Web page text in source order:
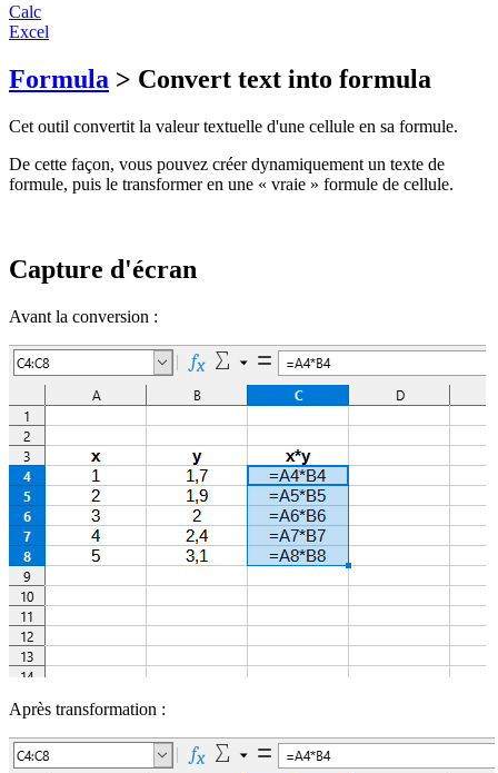
Calc
Excel
Formula > Convert text into formula
Cet outil convertit la valeur textuelle d'une cellule en sa formule.
De cette façon, vous pouvez créer dynamiquement un texte de
formule, puis le transformer en une « vraie » formule de cellule.
Capture d'écran
Avant la conversion :
Après transformation :